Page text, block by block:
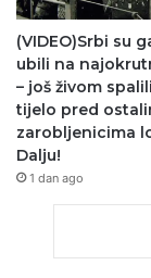
(VIDEO)Srbi su
ubili na
– još živom
tijelo pred
zarobljenicima
Dalju!
1 dan ago